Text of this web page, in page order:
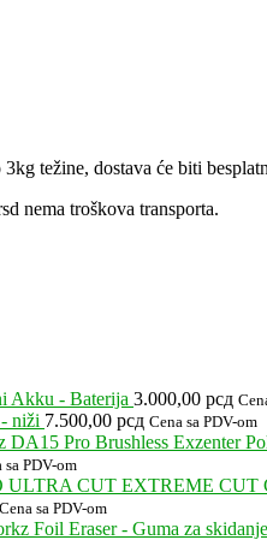
težine, dostava će biti
nema troškova transporta.
Akku - Baterija 3.000,00 рсд
niži 7.500,00 рсд Cena sa PDV-om
DA15 Pro Brushless Exzenter
sa PDV-om
ULTRA CUT EXTREME CUT
Cena sa PDV-om
Foil Eraser - Guma za